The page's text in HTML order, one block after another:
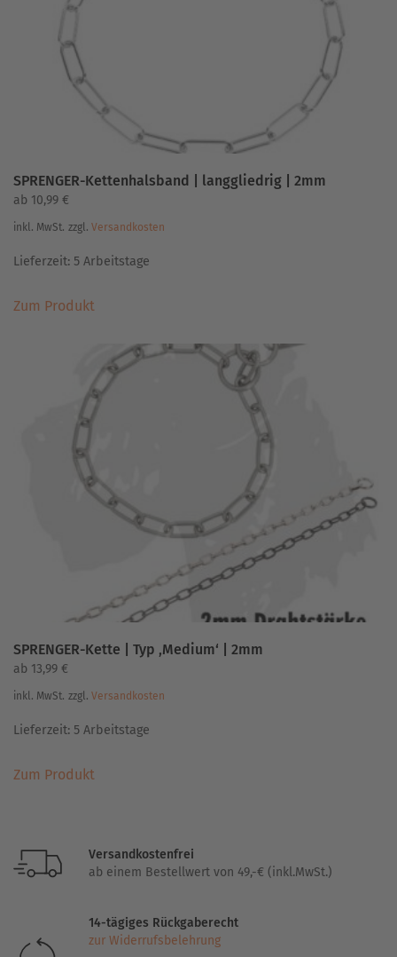
SPRENGER-Kettenhalsband | langgliedrig | 2mm
ab 10,99 €
inkl. MwSt. zzgl. Versandkosten
Lieferzeit: 5 Arbeitstage
Zum ProduktProdukt
mehrere
Varianten
auf.
der
Produktseite
SPRENGER-Kette | Typ ‚Medium‘ | 2mm
ab 13,99 €
inkl. MwSt. zzgl. Versandkosten
Lieferzeit: 5 Arbeitstage
Zum ProduktProdukt
auf.
können
auf
Versandkostenfrei
ab einem Bestellwert von 49,-€ (inkl.MwSt.)
14-tägiges Rückgaberecht
zur Widerrufsbelehrung